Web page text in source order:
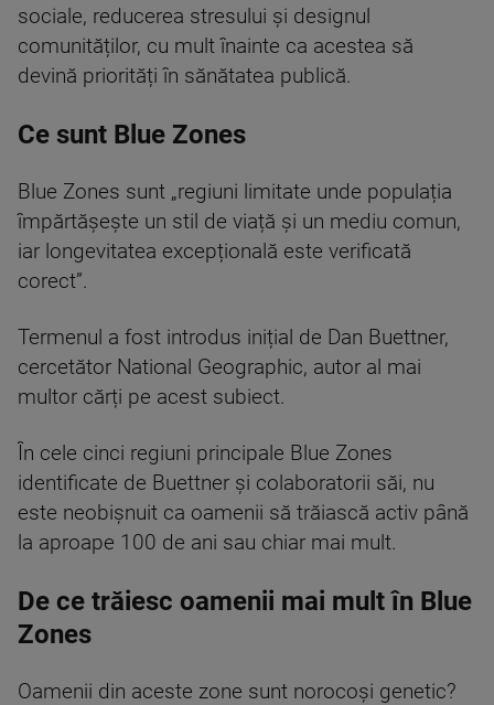
sociale, reducerea stresului și designul
comunităților, cu mult înainte ca acestea să
devină priorități în sănătatea publică.
Ce sunt Blue Zones
Blue Zones sunt „regiuni limitate unde populația
împărtășește un stil de viață și un mediu comun,
iar longevitatea excepțională este verificată
corect”.
Termenul a fost introdus inițial de Dan Buettner,
cercetător National Geographic, autor al mai
multor cărți pe acest subiect.
În cele cinci regiuni principale Blue Zones
identificate de Buettner și colaboratorii săi, nu
este neobișnuit ca oamenii să trăiască activ până
la aproape 100 de ani sau chiar mai mult.
De ce trăiesc oamenii mai mult în Blue
Zones
Oamenii din aceste zone sunt norocoși genetic?